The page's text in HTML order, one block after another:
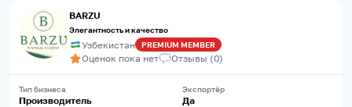
BARZU
Элегантность и качество
Узбекистан PREMIUM MEMBER
Оценок пока нет Отзывы (0)
Тип бизнеса
Производитель
Экспортёр
Да